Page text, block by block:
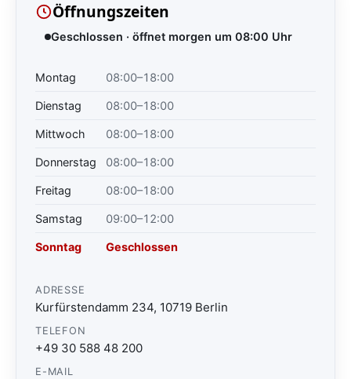
Öffnungszeiten
Geschlossen · öffnet morgen um 08:00 Uhr
Montag 08:00–18:00
Dienstag 08:00–18:00
Mittwoch 08:00–18:00
Donnerstag 08:00–18:00
Freitag 08:00–18:00
Samstag 09:00–12:00
Sonntag Geschlossen
ADRESSE
Kurfürstendamm 234, 10719 Berlin
TELEFON
+49 30 588 48 200
E-MAIL